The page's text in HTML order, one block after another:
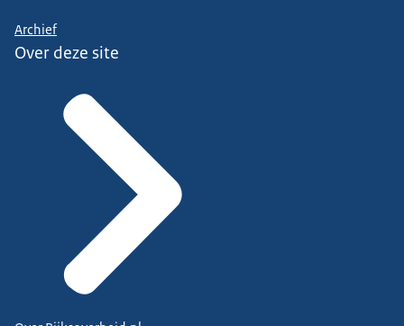
Archief
Over deze site